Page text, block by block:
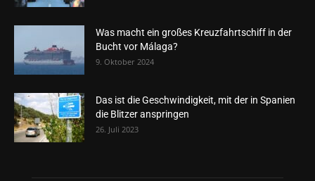
Was macht ein großes Kreuzfahrtschiff in der
Bucht vor Málaga?
9. Oktober 2024
Das ist die Geschwindigkeit, mit der in Spanien
die Blitzer anspringen
26. Juli 2023